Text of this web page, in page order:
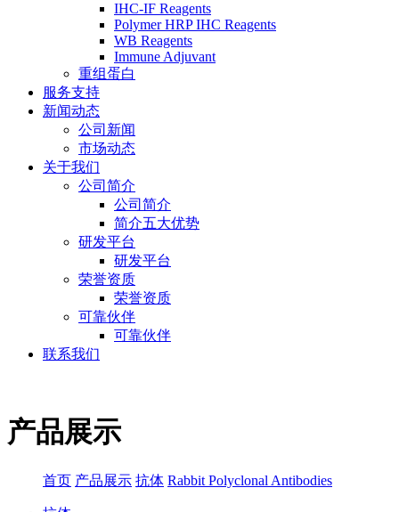
IHC-IF Reagents
Polymer HRP IHC Reagents
WB Reagents
Immune Adjuvant
重组蛋白
服务支持
新闻动态
公司新闻
市场动态
关于我们
公司简介
公司简介
简介五大优势
研发平台
研发平台
荣誉资质
荣誉资质
可靠伙伴
可靠伙伴
联系我们
产品展示
首页 产品展示 抗体 Rabbit Polyclonal Antibodies